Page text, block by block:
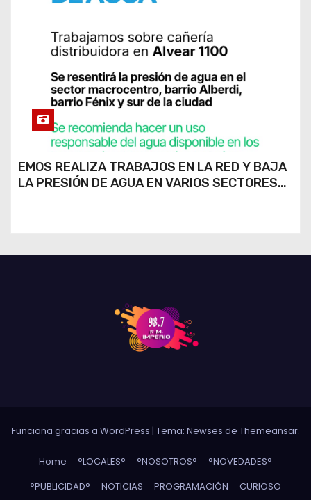
EMOS REALIZA TRABAJOS EN LA RED Y BAJA
LA PRESIÓN DE AGUA EN VARIOS SECTORES
Funciona gracias a WordPress | Tema: Newses de Themeansar.
Home °LOCALES° °NOSOTROS°
°NOVEDADES°
°PUBLICIDAD°
NOTICIAS PROGRAMACIÓN CURIOSO